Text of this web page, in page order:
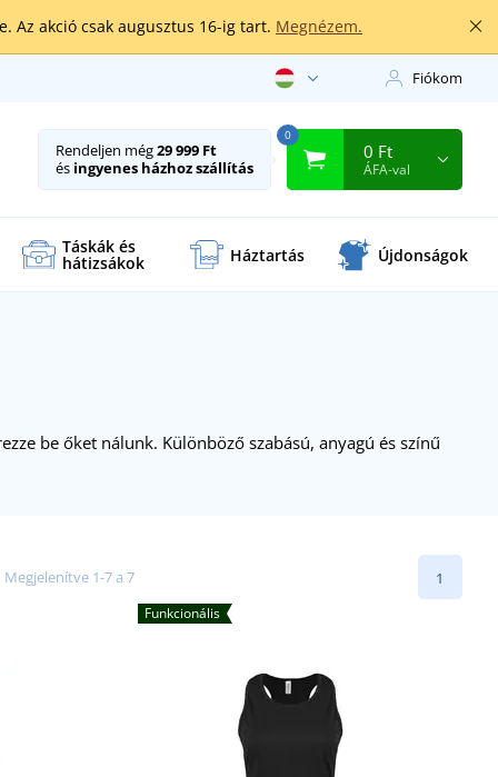
Az akció csak augusztus 16-ig tart. Megnézem.
Fiókom
Rendeljen még29 999 Ft
és ingyenes házhoz szállítás
0
0 Ft
ÁFA-val
Táskák és
hátizsákok Háztartás Újdonságok
be őket nálunk. Különböző szabású, anyagú és színű
Megjelenítve 1-7 a 7 1
Funkcionális